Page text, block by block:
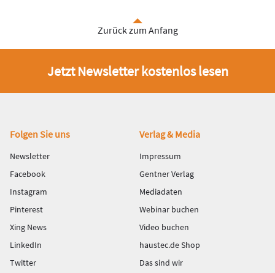
Zurück zum Anfang
Jetzt Newsletter kostenlos lesen
Fußbereich
Folgen Sie uns
Newsletter
Facebook
Instagram
Pinterest
Xing News
LinkedIn
Twitter
Verlag & Media
Impressum
Gentner Verlag
Mediadaten
Webinar buchen
Video buchen
haustec.de Shop
Das sind wir